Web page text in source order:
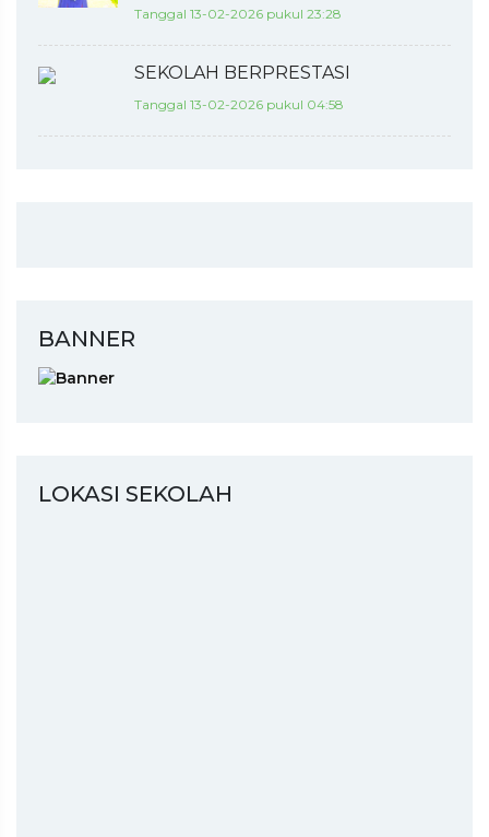
Tanggal 13-02-2026 pukul 23:28
SEKOLAH BERPRESTASI
Tanggal 13-02-2026 pukul 04:58
BANNER
LOKASI SEKOLAH